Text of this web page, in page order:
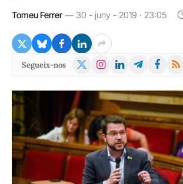
Tomeu Ferrer 30 - juny - 2019 · 23:05
Segueix-nos
X
Instagram
LinkedInTelegramFacebook
RSS